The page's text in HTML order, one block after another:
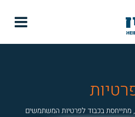

מתייחסת בכבוד לפרטיות המשתמשים